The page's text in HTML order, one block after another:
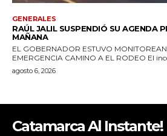
Catamarca Al Instante!